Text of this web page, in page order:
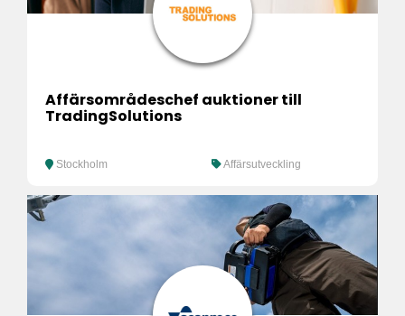
Affärsområdeschef auktioner till
TradingSolutions
Stockholm Affärsutveckling